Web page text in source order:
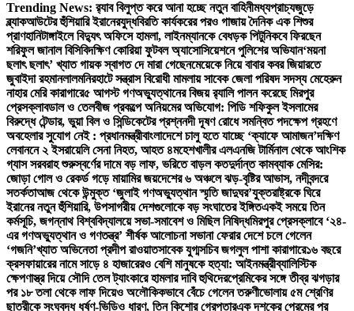
Trending News: র‍্যাব বিলুপ্ত করে আনা হচ্ছে নতুন বাহিনীমধ্যপ্রাচ্যজুড়ে
ব্ল্যাকআউটের হুঁশিয়ারি ইরানেরযুদ্ধবিরতি কার্যকরের পরও গাজায় দৈনিক এক শিশুর
প্রাণহানিটাঙ্গাইলে বিদ্যুৎ অফিসে হামলা, লাইনম্যানকে বেধড়ক পিটুনিকবে ফিরছেন
শরিফুল জানাল বিসিবিদক্ষিণ কোরিয়া ফুটবল অ্যাসোসিয়েশনে পুলিশের অভিযান‘ময়না
ছলাৎ ছলাৎ’ খ্যাত গায়ক স্বাগত দে মারা গেছেনমেয়েকে নিয়ে বাবার কবর জিয়ারতে
জুবাইদা রহমানলালমনিরহাটে সন্ত্রাস বিরোধী মামলায় সাবেক জেলা পরিষদ সদস্য মেহেরুন
নাহার মেরি কারাগারে৫ আগস্ট গণঅভ্যুত্থানের বিজয় র‍্যালি পালন করেছে মিরপুর
প্রেসক্লাবডাল ও তেলবীজ প্রকল্পে অনিয়মের অভিযোগ: পিডি শফিকুল ইসলামের
বিরুদ্ধে টেন্ডার, ভুয়া বিল ও সিন্ডিকেটের প্রশ্ননদী দূষণ রোধে সমন্বিত পদক্ষেপ গ্রহণে
অবহেলার সুযোগ নেই : প্রধানমন্ত্রীবাংলাদেশে চালু হতে যাচ্ছে ‘ক্যাফে আমাজন’দক্ষিণ
লেবাননে ২ ইসরায়েলি সেনা নিহত, আহত ৪মহেশখালীর এলএনজি টার্মিনাল থেকে আংশিক
গ্যাস সরবরাহ শুরুস্বর্ণের দামে বড় লাফ, ভরিতে বাড়ল কতদুর্দান্ত কামব্যাক মেসির:
জোড়া গোল ও রেকর্ড গড়ে মায়ামির জয়দেশের ৬ অঞ্চলে ঝড়-বৃষ্টির আভাস, নদীবন্দরে
সতর্কতাআজ থেকে উন্মুক্ত ‘জুলাই গণঅভ্যুত্থান স্মৃতি জাদুঘর’যুক্তরাষ্ট্রকে ঘিরে
ইরানের নতুন হুঁশিয়ারি, উপসাগরীয় দেশগুলোকে বড় সংঘাতের ইঙ্গিতএকই সময়ে তিন
কর্মসূচি, জগন্নাথ বিশ্ববিদ্যালয়ে সভা-সমাবেশ ও মিছিল নিষিদ্ধমিরপুর প্রেসক্লাবে ‘২৪-
এর গণঅভ্যুত্থান ও গণতন্ত্র’ শীর্ষক আলোচনা সভানা ফেরার দেশে চলে গেলেন
‘গজনি’খ্যাত অভিনেতা প্রদীপ রাওয়াতসাবেক যুগ্মসচিব জগলুল পাশা কারাগারে১৬ বছরে
ক্রসফায়ারের নামে সাড়ে ৪ হাজারেরও বেশি মানুষকে হত্যা: আইনমন্ত্রীব্যালিস্টিক
ক্ষেপণাস্ত্র দিয়ে সৌদি তেল ট্যাংকারে হামলার দাবি হুথিদেরপ্রেমিকের সঙ্গে তীব্র ঝগড়ার
পর ১৮ তলা থেকে লাফ দিয়েও অলৌকিকভাবে বেঁচে গেলেন তরুণীভোলায় ৫ম শ্রেণির
ছাত্রীকে সংঘবদ্ধ ধর্ষণ-ভিডিও ধারণ, তিন কিশোর গ্রেপ্তারএক দশকের প্রেমের পর